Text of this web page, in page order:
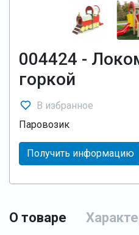
004424 -
горкой
В избранное
Паровозик
Получить информацию
О товаре